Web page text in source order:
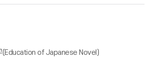
(Education of Japanese Novel)